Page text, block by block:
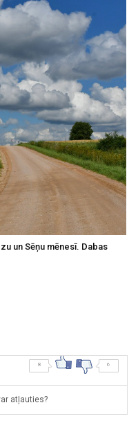
un Sēņu mēnesī. Dabas
8 6
atļauties?